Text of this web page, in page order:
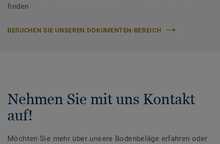
finden
BESUCHEN SIE UNSEREN DOKUMENTEN-BEREICH
Nehmen Sie mit uns Kontakt
auf!
Möchten Sie mehr über unsere Bodenbeläge erfahren oder